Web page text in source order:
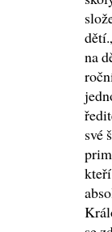
na
své